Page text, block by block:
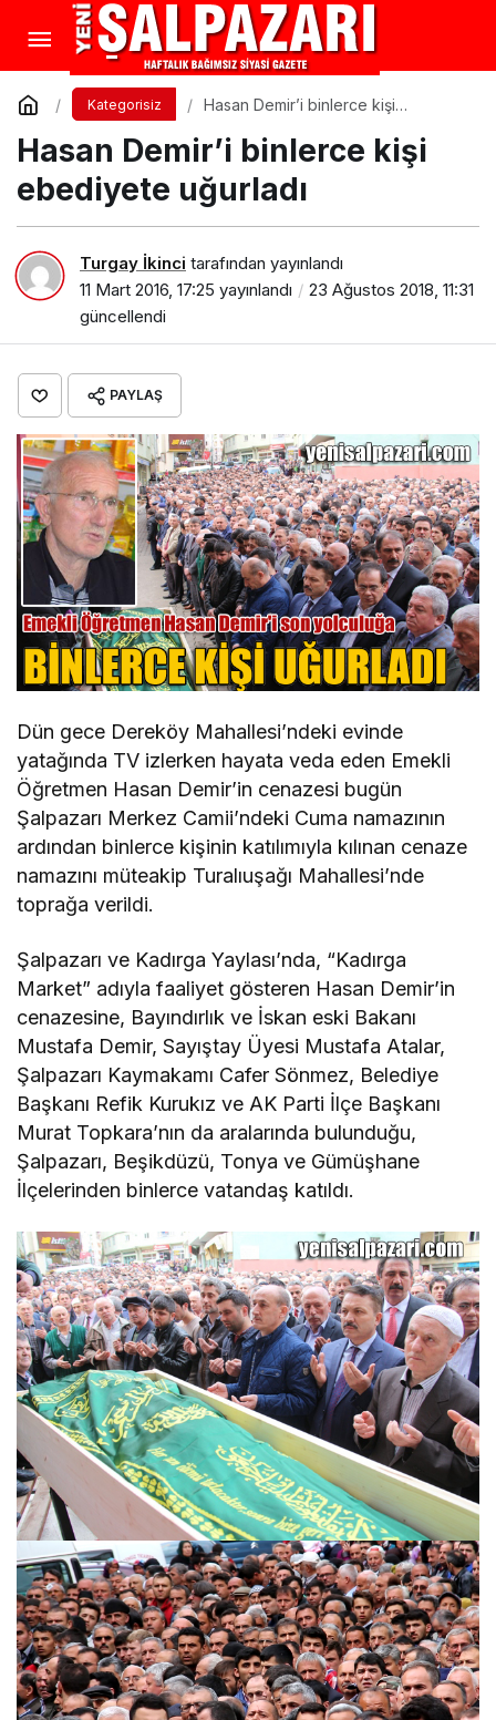
Kategorisiz
Hasan Demir’i binlerce kişi
Hasan Demir’i binlerce kişi
ebediyete uğurladı
Turgay İkinci tarafından yayınlandı
11 Mart 2016, 17:25 yayınlandı
23 Ağustos 2018, 11:31
güncellendi
PAYLAŞ
Dün gece Dereköy Mahallesi’ndeki evinde
yatağında TV izlerken hayata veda eden Emekli
Öğretmen Hasan Demir’in cenazesi bugün
Şalpazarı Merkez Camii’ndeki Cuma namazının
ardından binlerce kişinin katılımıyla kılınan cenaze
namazını müteakip Turalıuşağı Mahallesi’nde
toprağa verildi.
Şalpazarı ve Kadırga Yaylası’nda, “Kadırga
Market” adıyla faaliyet gösteren Hasan Demir’in
cenazesine, Bayındırlık ve İskan eski Bakanı
Mustafa Demir, Sayıştay Üyesi Mustafa Atalar,
Şalpazarı Kaymakamı Cafer Sönmez, Belediye
Başkanı Refik Kurukız ve AK Parti İlçe Başkanı
Murat Topkara’nın da aralarında bulunduğu,
Şalpazarı, Beşikdüzü, Tonya ve Gümüşhane
İlçelerinden binlerce vatandaş katıldı.